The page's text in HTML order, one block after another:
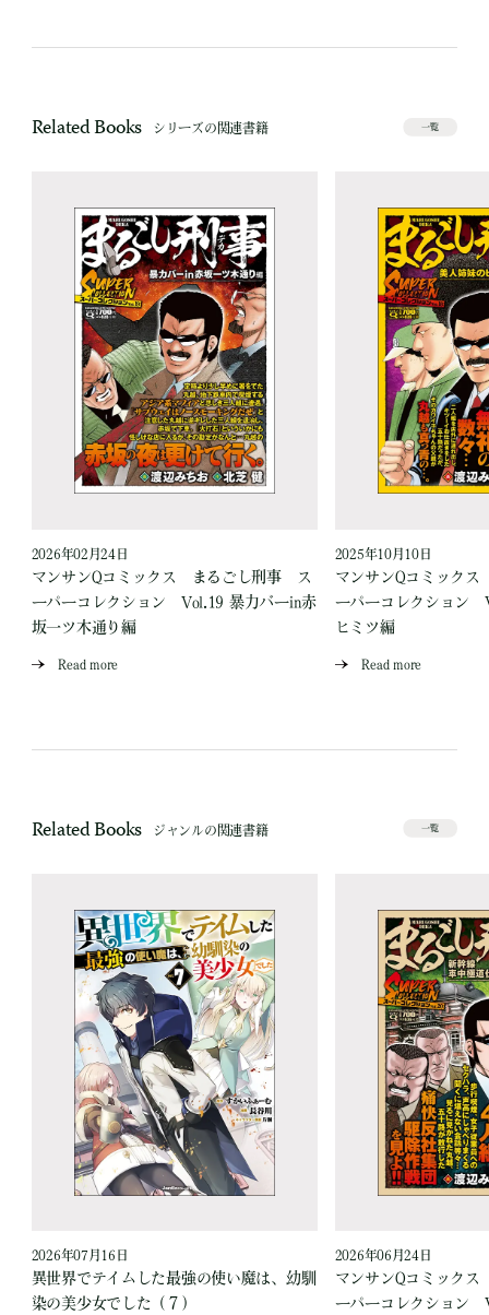
Related Books シリーズの関連書籍 一覧
2026年02月24日
マンサンQコミックス まるごし刑事 ス
ーパーコレクション Vol.19 暴力バーin赤
坂一ツ木通り編
Read more
2025年10月10日
マンサンQコミック
ーパーコレクション
ヒミツ編
Read more
Related Books ジャンルの関連書籍 一覧
2026年07月16日
異世界でテイムした最強の使い魔は、幼馴
染の美少女でした（７）
2026年06月24日
マンサンQコミック
ーパーコレクション